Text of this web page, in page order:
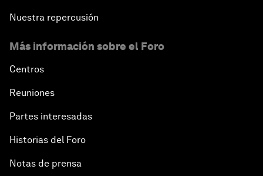
Nuestra repercusión
Más información sobre el Foro
Centros
Reuniones
Partes interesadas
Historias del Foro
Notas de prensa